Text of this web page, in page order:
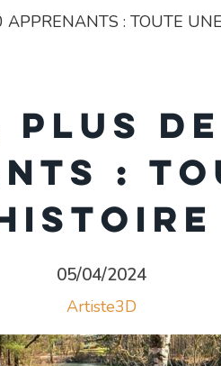
: TOUTE
plus de
:
05/04/2024
Artiste3D